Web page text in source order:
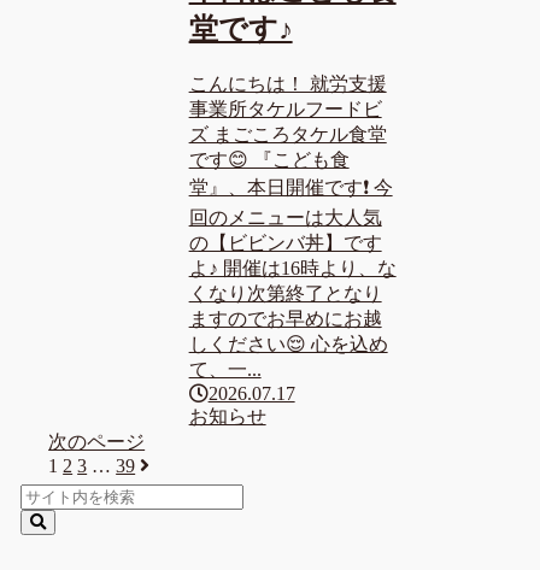
堂です♪
こんにちは！ 就労支援
事業所タケルフードビ
ズ まごころタケル食堂
です😊 『こども食
堂』、本日開催です❗ 今
回のメニューは大人気
の【ビビンバ丼】です
よ♪ 開催は16時より、な
くなり次第終了となり
ますのでお早めにお越
しください😌 心を込め
て、一...
2026.07.17
お知らせ
次のページ
1 2 3 … 39 次
へ